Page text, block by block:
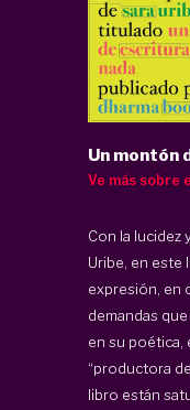
Un montón
Ve más sobre
Con la lucidez
Uribe, en este
expresión, en
demandas
en su poética,
“productora
libro están